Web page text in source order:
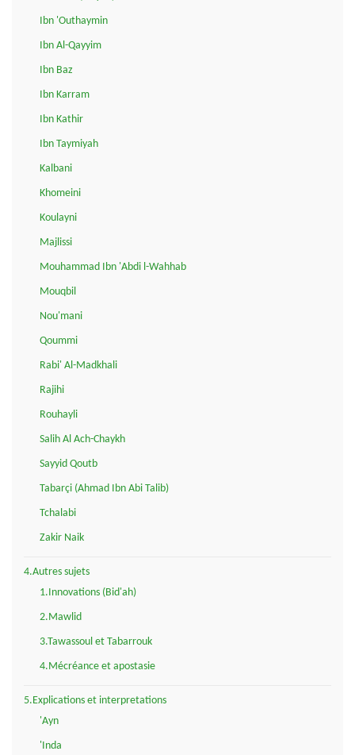
Ibn 'Outhaymin
Ibn Al-Qayyim
Ibn Baz
Ibn Karram
Ibn Kathir
Ibn Taymiyah
Kalbani
Khomeini
Koulayni
Majlissi
Mouhammad Ibn 'Abdi l-Wahhab
Mouqbil
Nou'mani
Qoummi
Rabi' Al-Madkhali
Rajihi
Rouhayli
Salih Al Ach-Chaykh
Sayyid Qoutb
Tabarçi (Ahmad Ibn Abi Talib)
Tchalabi
Zakir Naik
4.Autres sujets
1.Innovations (Bid'ah)
2.Mawlid
3.Tawassoul et Tabarrouk
4.Mécréance et apostasie
5.Explications et interpretations
'Ayn
'Inda